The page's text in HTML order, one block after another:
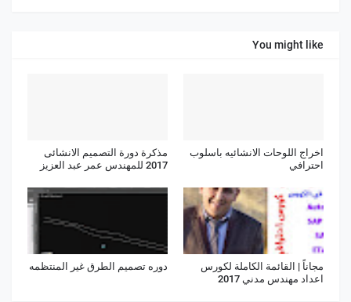
You might like
اخراج اللوحات الانشائيه باسلوب
احترافي
مذكرة دورة التصميم الانشائى
2017 للمهندس عمر عبد العزيز
مجاناً | القائمة الكاملة لكورس
اعداد مهندس مدني 2017
دوره تصميم الطرق غير المنتظمه